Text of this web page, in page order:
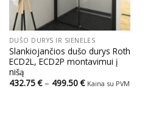
DUŠO DURYS IR SIENELĖS
Slankiojančios dušo durys Roth
ECD2L, ECD2P montavimui į
nišą
432.75€ – 499.50€Price
Kaina su PVM